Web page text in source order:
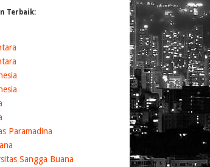
Terbaik:
Paramadina
Sangga Buana